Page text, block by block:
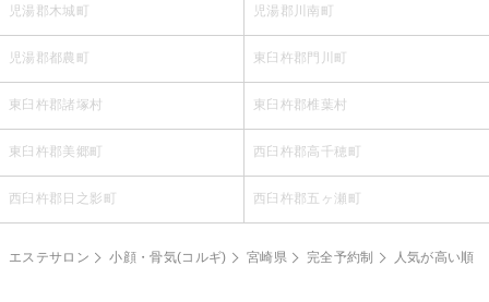
児湯郡木城町 児湯郡川南町
児湯郡都農町 東臼杵郡門川町
東臼杵郡諸塚村 東臼杵郡椎葉村
東臼杵郡美郷町 西臼杵郡高千穂町
西臼杵郡日之影町 西臼杵郡五ヶ瀬町
エステサロン 小顔・骨気(コルギ) 宮崎県 完全予約制 人気が高い順